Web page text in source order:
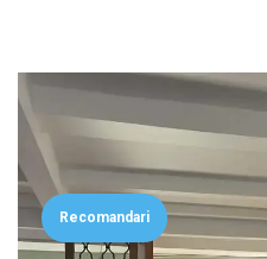
Recomandari